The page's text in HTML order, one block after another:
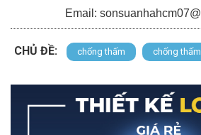
Email:
CHỦ ĐỀ: chống thấm chống